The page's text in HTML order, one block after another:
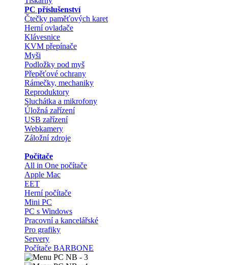
PC příslušenství
Čtečky paměťových karet
Herní ovladače
Klávesnice
KVM přepínače
Myši
Podložky pod myš
Přepěťové ochrany
Rámečky, mechaniky
Reproduktory
Sluchátka a mikrofony
Úložná zařízení
USB zařízení
Webkamery
Záložní zdroje
Počítače
All in One počítače
Apple Mac
EET
Herní počítače
Mini PC
PC s Windows
Pracovní a kancelářské
Pro grafiky
Servery
Počítače BARBONE